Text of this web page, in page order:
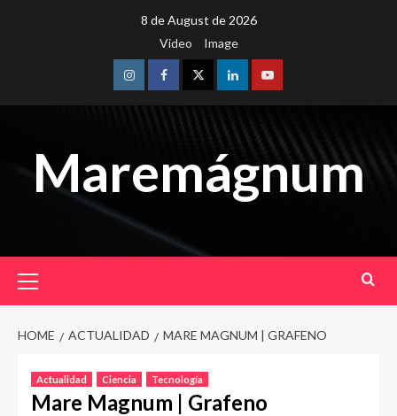
8 de August de 2026
Video
Image
InstagramFacebookTwitterLinkedinYoutube
Maremágnum
Menu
HOME ACTUALIDAD MARE MAGNUM | GRAFENO
Actualidad Ciencia Tecnología
Mare Magnum | Grafeno